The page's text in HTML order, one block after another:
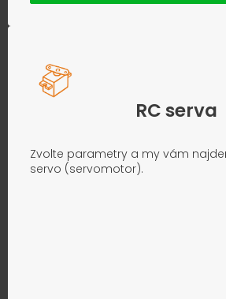
RC serva
Zvolte parametry a my vám
servo (servomotor).